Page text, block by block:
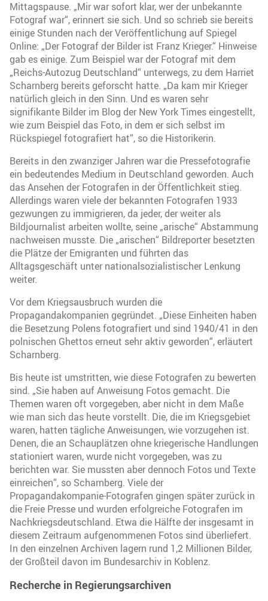
Mittagspause. „Mir war sofort klar, wer der unbekannte
Fotograf war“, erinnert sie sich. Und so schrieb sie bereits
einige Stunden nach der Veröffentlichung auf Spiegel
Online: „Der Fotograf der Bilder ist Franz Krieger.“ Hinweise
gab es einige. Zum Beispiel war der Fotograf mit dem
„Reichs-Autozug Deutschland“ unterwegs, zu dem Harriet
Scharnberg bereits geforscht hatte. „Da kam mir Krieger
natürlich gleich in den Sinn. Und es waren sehr
signifikante Bilder im Blog der New York Times eingestellt,
wie zum Beispiel das Foto, in dem er sich selbst im
Rückspiegel fotografiert hat“, so die Historikerin.
Bereits in den zwanziger Jahren war die Pressefotografie
ein bedeutendes Medium in Deutschland geworden. Auch
das Ansehen der Fotografen in der Öffentlichkeit stieg.
Allerdings waren viele der bekannten Fotografen 1933
gezwungen zu immigrieren, da jeder, der weiter als
Bildjournalist arbeiten wollte, seine „arische“ Abstammung
nachweisen musste. Die „arischen“ Bildreporter besetzten
die Plätze der Emigranten und führten das
Alltagsgeschäft unter nationalsozialistischer Lenkung
weiter.
Vor dem Kriegsausbruch wurden die
Propagandakompanien gegründet. „Diese Einheiten haben
die Besetzung Polens fotografiert und sind 1940/41 in den
polnischen Ghettos erneut sehr aktiv geworden“, erläutert
Scharnberg.
Bis heute ist umstritten, wie diese Fotografen zu bewerten
sind. „Sie haben auf Anweisung Fotos gemacht. Die
Themen waren oft vorgegeben, aber nicht in dem Maße
wie man sich das heute vorstellt. Die, die im Kriegsgebiet
waren, hatten tägliche Anweisungen, wie vorzugehen ist.
Denen, die an Schauplätzen ohne kriegerische Handlungen
stationiert waren, wurde nicht vorgegeben, was zu
berichten war. Sie mussten aber dennoch Fotos und Texte
einreichen“, so Scharnberg. Viele der
Propagandakompanie-Fotografen gingen später zurück in
die Freie Presse und wurden erfolgreiche Fotografen im
Nachkriegsdeutschland. Etwa die Hälfte der insgesamt in
diesem Zeitraum aufgenommenen Fotos sind überliefert.
In den einzelnen Archiven lagern rund 1,2 Millionen Bilder,
der Großteil davon im Bundesarchiv in Koblenz.
Recherche in Regierungsarchiven